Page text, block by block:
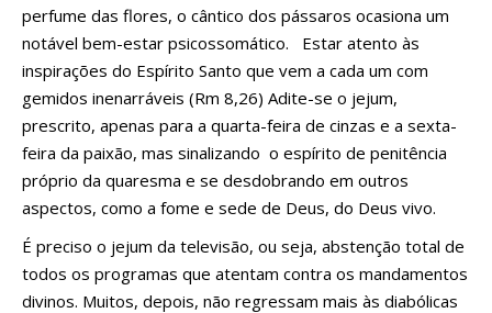
perfume das flores, o cântico dos pássaros ocasiona um
notável bem-estar psicossomático. Estar atento às
inspirações do Espírito Santo que vem a cada um com
gemidos inenarráveis (Rm 8,26) Adite-se o jejum,
prescrito, apenas para a quarta-feira de cinzas e a sexta-
feira da paixão, mas sinalizando o espírito de penitência
próprio da quaresma e se desdobrando em outros
aspectos, como a fome e sede de Deus, do Deus vivo.
É preciso o jejum da televisão, ou seja, abstenção total de
todos os programas que atentam contra os mandamentos
divinos. Muitos, depois, não regressam mais às diabólicas